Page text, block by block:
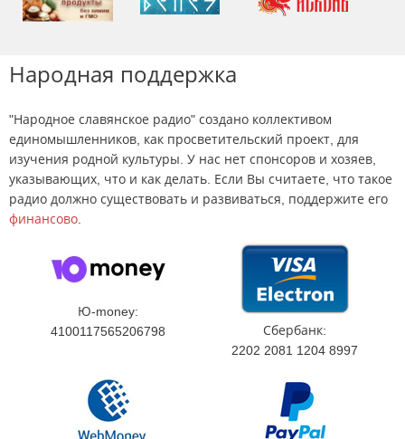
Народная поддержка
"Народное славянское радио" создано коллективом
единомышленников, как просветительский проект, для
изучения родной культуры. У нас нет спонсоров и хозяев,
указывающих, что и как делать. Если Вы считаете, что такое
радио должно существовать и развиваться, поддержите его
финансово.
Ю-money:
4100117565206798
Сбербанк:
2202 2081 1204 8997